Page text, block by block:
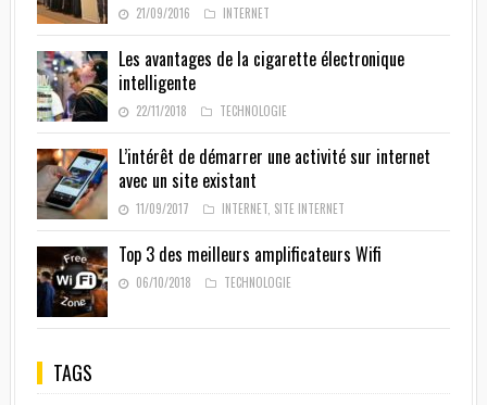
21/09/2016 INTERNET
Les avantages de la cigarette électronique
intelligente
22/11/2018 TECHNOLOGIE
L’intérêt de démarrer une activité sur internet
avec un site existant
11/09/2017 INTERNET, SITE INTERNET
Top 3 des meilleurs amplificateurs Wifi
06/10/2018 TECHNOLOGIE
TAGS